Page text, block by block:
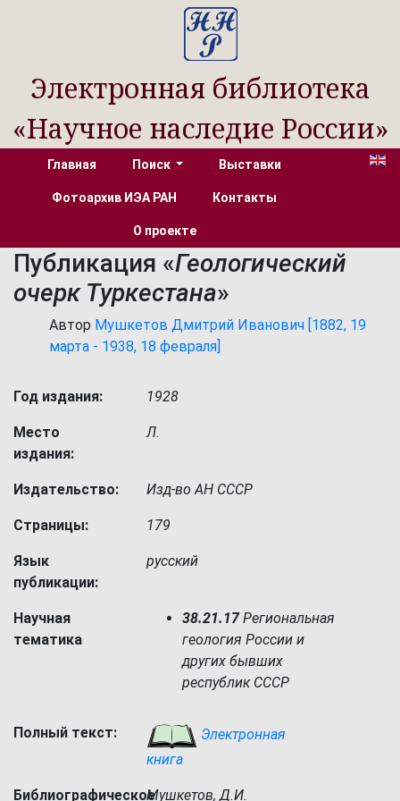
Электронная библиотека
«Научное наследие России»
Главная Поиск Выставки
Фотоархив ИЭА РАН Контакты
О проекте
Публикация «Геологический
очерк Туркестана»
Автор Мушкетов Дмитрий Иванович [1882, 19
марта - 1938, 18 февраля]
Год издания: 1928
Место
издания:
Л.
Издательство: Изд-во АН СССР
Страницы: 179
Язык
публикации:
русский
Научная
тематика
38.21.17Региональная
геология России и
других бывших
республик СССР
Полный текст:
Электронная
книга
БиблиографическоеМушкетов, Д.И.